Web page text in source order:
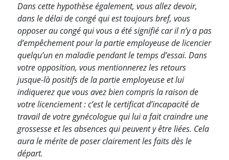
Dans cette hypothèse également, vous allez devoir,
dans le délai de congé qui est toujours bref, vous
opposer au congé qui vous a été signifié car il n’y a pas
d’empêchement pour la partie employeuse de licencier
quelqu’un en maladie pendant le temps d’essai. Dans
votre opposition, vous mentionnerez les retours
jusque-là positifs de la partie employeuse et lui
indiquerez que vous avez bien compris la raison de
votre licenciement : c’est le certificat d’incapacité de
travail de votre gynécologue qui lui a fait craindre une
grossesse et les absences qui peuvent y être liées. Cela
aura le mérite de poser clairement les faits dès le
départ.